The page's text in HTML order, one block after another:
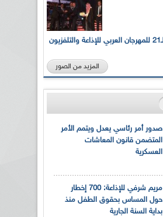
بالصور... الدورة الـ21 للمهرجان العربي للإذاعة والتلفزيون
المزيد من الصور
صدور أمر رئاسي يعدل ويتمم الأمر
المتضمن قانون المعاشات
العسكرية
مريم شرفي للإذاعة: 700 إخطار
حول المساس بحقوق الطفل منذ
بداية السنة الجارية